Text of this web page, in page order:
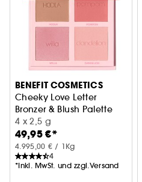
BENEFIT COSMETICS
Cheeky Love Letter
Bronzer & Blush Palette
4 x 2,5 g
49,95 €*
4.995,00 € / 1Kg
4
*Inkl. MwSt. und zzgl.Versand